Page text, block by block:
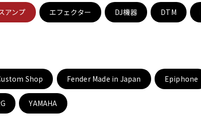
アンプ エフェクター DJ機器 DTM
Shop Fender Made in Japan Epiphone
YAMAHA